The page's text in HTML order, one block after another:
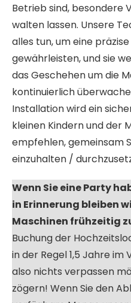
Betrieb sind, besondere
walten lassen. Unsere
alles tun, um eine
gewährleisten, und sie
das Geschehen um die
kontinuierlich
Installation wird ein
kleinen Kindern und der
empfehlen, gemeinsam
einzuhalten /
Wenn Sie eine Party
in Erinnerung bleiben
Maschinen frühzeitig
Buchung der
in der Regel 1,5 Jahre im
also nichts verpassen
zögern! Wenn Sie den